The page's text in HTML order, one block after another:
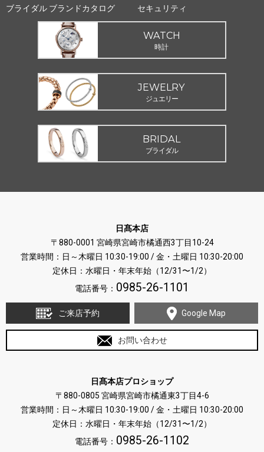
ブライダル ブランドカタログ
セキュリティ
WATCH
時計
JEWELRY
ジュエリー
BRIDAL
ブライダル
日髙本店
〒880-0001 宮崎県宮崎市橘通西3丁目10-24
営業時間：日～木曜日 10:30-19:00 / 金・土曜日 10:30-20:00
定休日：水曜日・年末年始（12/31〜1/2）
電話番号： 0985-26-1101
ご来店予約 Google Map
お問い合わせ
日髙本店プロショップ
〒880-0805 宮崎県宮崎市橘通東3丁目4-6
営業時間：日～木曜日 10:30-19:00 / 金・土曜日 10:30-20:00
定休日：水曜日・年末年始（12/31〜1/2）
電話番号： 0985-26-1102